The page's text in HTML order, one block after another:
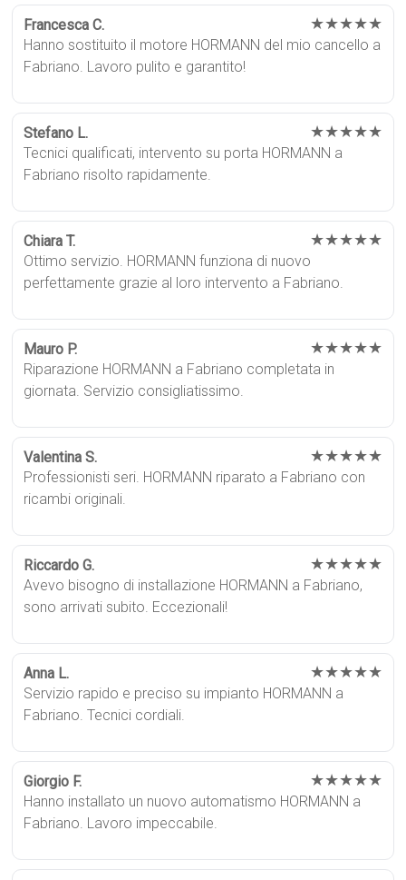
Francesca C. ★★★★★
Hanno sostituito il motore HORMANN del mio cancello a
Fabriano. Lavoro pulito e garantito!
Stefano L. ★★★★★
Tecnici qualificati, intervento su porta HORMANN a
Fabriano risolto rapidamente.
Chiara T. ★★★★★
Ottimo servizio. HORMANN funziona di nuovo
perfettamente grazie al loro intervento a Fabriano.
Mauro P. ★★★★★
Riparazione HORMANN a Fabriano completata in
giornata. Servizio consigliatissimo.
Valentina S. ★★★★★
Professionisti seri. HORMANN riparato a Fabriano con
ricambi originali.
Riccardo G. ★★★★★
Avevo bisogno di installazione HORMANN a Fabriano,
sono arrivati subito. Eccezionali!
Anna L. ★★★★★
Servizio rapido e preciso su impianto HORMANN a
Fabriano. Tecnici cordiali.
Giorgio F. ★★★★★
Hanno installato un nuovo automatismo HORMANN a
Fabriano. Lavoro impeccabile.